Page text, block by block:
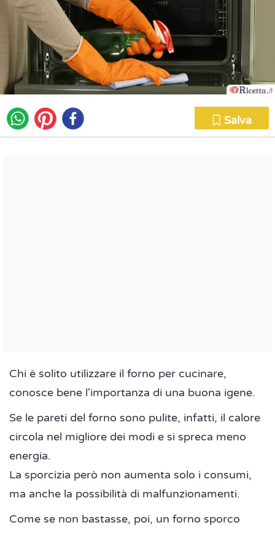
Salva
Chi è solito utilizzare il forno per cucinare,
conosce bene l'importanza di una buona igene.
Se le pareti del forno sono pulite, infatti, il calore
circola nel migliore dei modi e si spreca meno
energia.
La sporcizia però non aumenta solo i consumi,
ma anche la possibilità di malfunzionamenti.
Come se non bastasse, poi, un forno sporco